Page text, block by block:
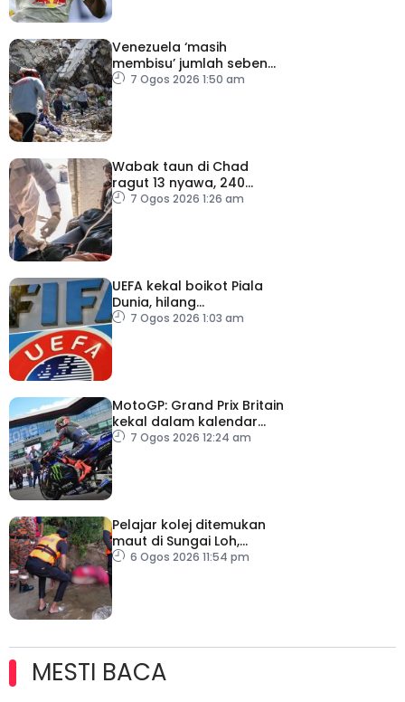
Venezuela ‘masih
membisu’ jumlah sebenar
mangsa hilang dalam
7 Ogos 2026 1:50 am
Wabak taun di Chad
ragut 13 nyawa, 240
dijangkiti
7 Ogos 2026 1:26 am
UEFA kekal boikot Piala
Dunia, hilang
kepercayaan kepada
7 Ogos 2026 1:03 am
MotoGP: Grand Prix Britain
kekal dalam kalendar
hingga 2028
7 Ogos 2026 12:24 am
Pelajar kolej ditemukan
maut di Sungai Loh,
Dungun
6 Ogos 2026 11:54 pm
MESTI BACA